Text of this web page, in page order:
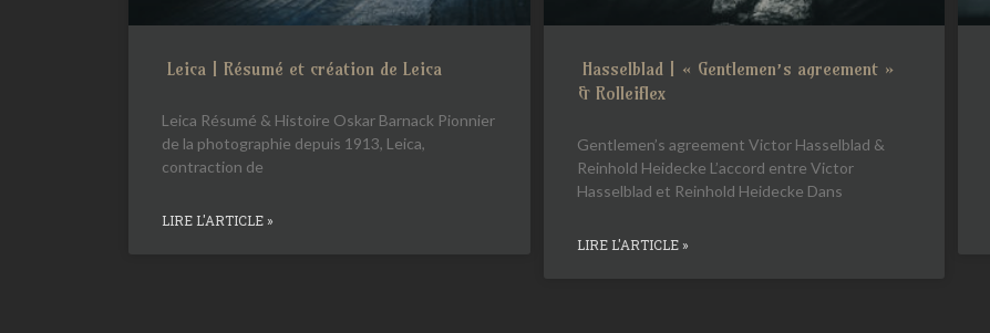
Leica | Résumé et création de Leica
Leica Résumé & Histoire Oskar Barnack Pionnier
de la photographie depuis 1913, Leica,
contraction de
LIRE L'ARTICLE »
Hasselblad | « Gentlemen’s agreement »
& Rolleiflex
Gentlemen’s agreement Victor Hasselblad &
Reinhold Heidecke L’accord entre Victor
Hasselblad et Reinhold Heidecke Dans
LIRE L'ARTICLE »